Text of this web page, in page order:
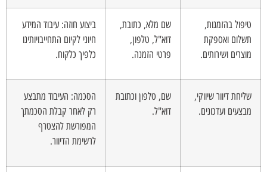
טיפול בהזמנות,
תשלום ואספקת
מוצרים ושירותים.
שם מלא, כתובת,
דוא"ל, טלפון,
פרטי הזמנה.
ביצוע חוזה: עיבוד המידע
חיוני לקיום התחייבויותינו
כלפיך כלקוח.
שליחת דיוור שיווקי,
מבצעים ועדכונים.
שם, טלפון וכתובת
דוא"ל.
הסכמה: העיבוד מתבצע
רק לאחר קבלת הסכמתך
המפורשת להצטרף
לרשימת הדיוור.